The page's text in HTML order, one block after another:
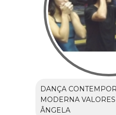
DANÇA
MODERNA
ÂNGELA